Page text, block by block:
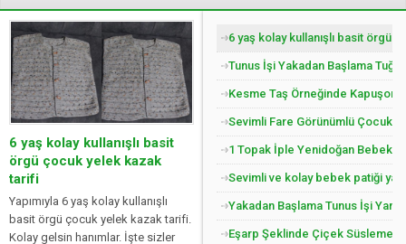
6 yaş kolay kullanışlı basit örgü
Tunus İşi Yakadan Başlama
Kesme Taş Örneğinde
Sevimli Fare Görünümlü Çocuk
1 Topak İple Yenidoğan Bebek
Sevimli ve kolay bebek patiği
Yakadan Başlama Tunus İşi
Eşarp Şeklinde Çiçek Süslemeli